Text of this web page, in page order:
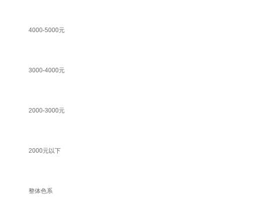
4000-5000元
3000-4000元
2000-3000元
2000元以下
整体色系